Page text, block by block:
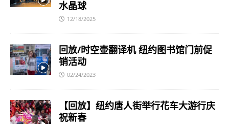
水晶球
12/18/2025
回放/时空壶翻译机 纽约图书馆门前促
销活动
02/24/2023
【回放】纽约唐人街举行花车大游行庆
祝新春